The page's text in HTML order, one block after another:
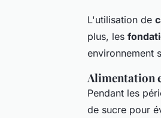
L'utilisation de
plus, les
environnement
Alimentation
Pendant les
de sucre pour